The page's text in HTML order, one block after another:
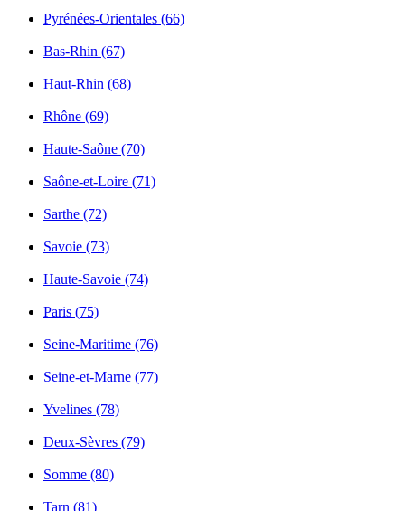
Pyrénées-Orientales (66)
Bas-Rhin (67)
Haut-Rhin (68)
Rhône (69)
Haute-Saône (70)
Saône-et-Loire (71)
Sarthe (72)
Savoie (73)
Haute-Savoie (74)
Paris (75)
Seine-Maritime (76)
Seine-et-Marne (77)
Yvelines (78)
Deux-Sèvres (79)
Somme (80)
Tarn (81)